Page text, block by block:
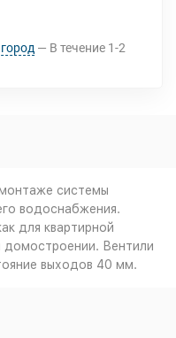
В течение 1-2
системы
водоснабжения.
для квартирной
домостроении. Вентили
выходов 40 мм.